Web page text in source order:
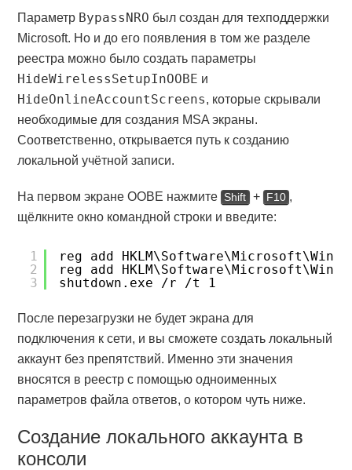
Параметр BypassNRO был создан для техподдержки
Microsoft. Но и до его появления в том же разделе
реестра можно было создать параметры
HideWirelessSetupInOOBE и
HideOnlineAccountScreens, которые скрывали
необходимые для создания MSA экраны.
Соответственно, открывается путь к созданию
локальной учётной записи.
На первом экране OOBE нажмите Shift + F10 ,
щёлкните окно командной строки и введите:
1
2
3
reg add
reg add
shutdown.exe /r /t 1
После перезагрузки не будет экрана для
подключения к сети, и вы сможете создать локальный
аккаунт без препятствий. Именно эти значения
вносятся в реестр с помощью одноименных
параметров файла ответов, о котором чуть ниже.
Создание локального аккаунта в
консоли